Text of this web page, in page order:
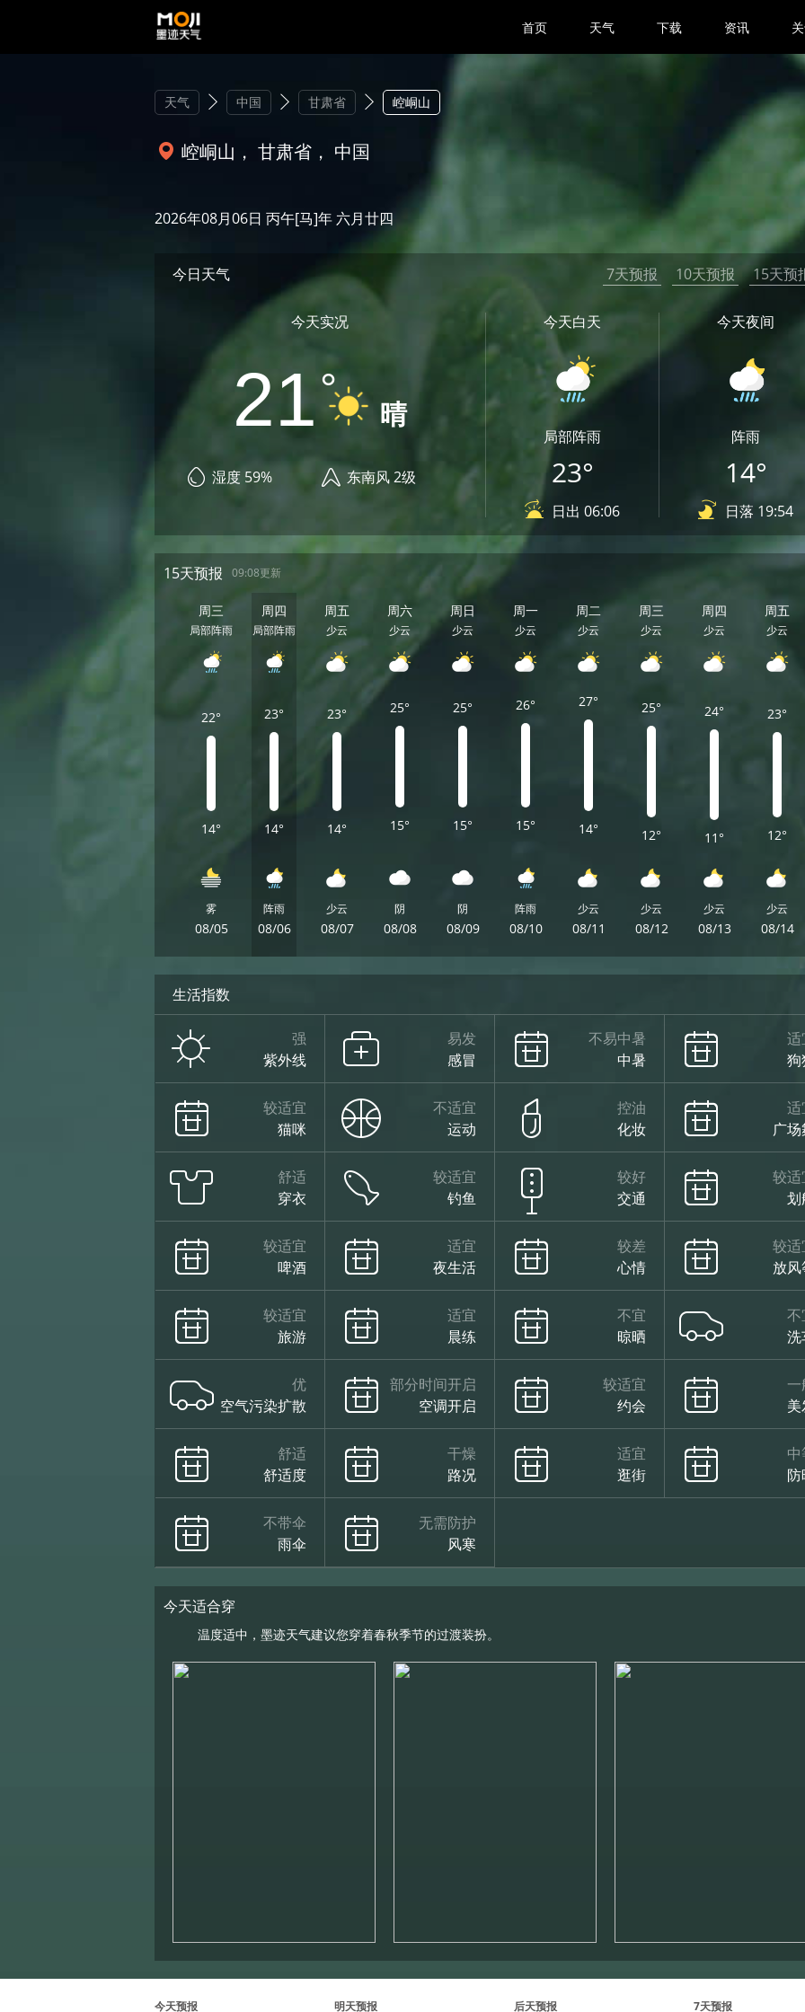
首页 天气 下载 资讯
天气 中国 甘肃省 崆峒山
崆峒山， 甘肃省， 中国
2026年08月06日 丙午[马]年 六月廿四
今日天气 7天预报 10天预报 15天预
今天实况
21 晴
湿度 59% 东南风 2级
今天白天
局部阵雨
23°
日出 06:06
今天夜间
阵雨
14°
日落 19:54
15天预报 09:08更新
周三
局部阵雨
22°
14°
雾
08/05
周四
局部阵雨
23°
14°
阵雨
08/06
周五
少云
23°
14°
少云
08/07
周六
少云
25°
15°
阴
08/08
周日
少云
25°
15°
阴
08/09
周一
少云
26°
15°
阵雨
08/10
周二
少云
27°
14°
少云
08/11
周三
少云
25°
12°
少云
08/12
周四
少云
24°
11°
少云
08/13
周五
少云
23°
12°
少云
08/14
生活指数
强
紫外线
易发
感冒
不易中暑
中暑
适
狗
较适宜
猫咪
不适宜
运动
控油
化妆
适
广
舒适
穿衣
较适宜
钓鱼
较好
交通
较适
划
较适宜
啤酒
适宜
夜生活
较差
心情
较适
放
较适宜
旅游
适宜
晨练
不宜
晾晒
不
洗
优
空气污染扩散
部分时间开启
空调开启
较适宜
约会
一
舒适
舒适度
干燥
路况
适宜
逛街
中
防
不带伞
雨伞
无需防护
风寒
今天适合穿
温度适中，墨迹天气建议您穿着春秋季节的过渡装扮。
今天预报 明天预报 后天预报 7天预报